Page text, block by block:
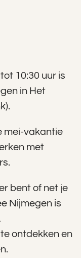
10:30 uur is
in Het
mei-vakantie
met
bent of net je
Nijmegen is
ontdekken en